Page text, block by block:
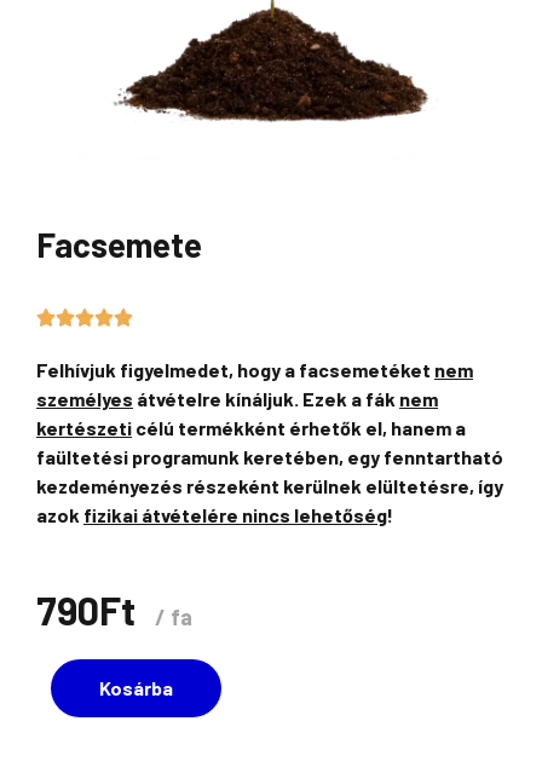
Facsemete
5/5
Felhívjuk figyelmedet, hogy a facsemetéket nem
személyes átvételre kínáljuk. Ezek a fák nem
kertészeti célú termékként érhetők el, hanem a
faültetési programunk keretében, egy fenntartható
kezdeményezés részeként kerülnek elültetésre, így
azok fizikai átvételére nincs lehetőség!
fa
790Ft
Facsemete
mennyiség
Kosárba